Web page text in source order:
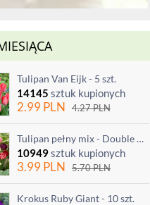
Tulipan Van Eijk - 5 szt.
14145 sztuk kupionych
2.99PLN 4.27PLN
Tulipan pełny mix - Double mix - 5 szt.
10949sztuk kupionych
3.99PLN 5.70PLN
Krokus Ruby Giant - 10 szt.